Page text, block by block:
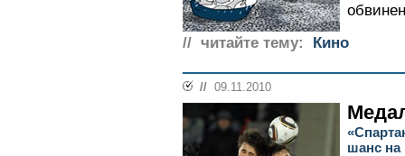
// читайте тему:
Кино
// 09.11.2010
шанс на